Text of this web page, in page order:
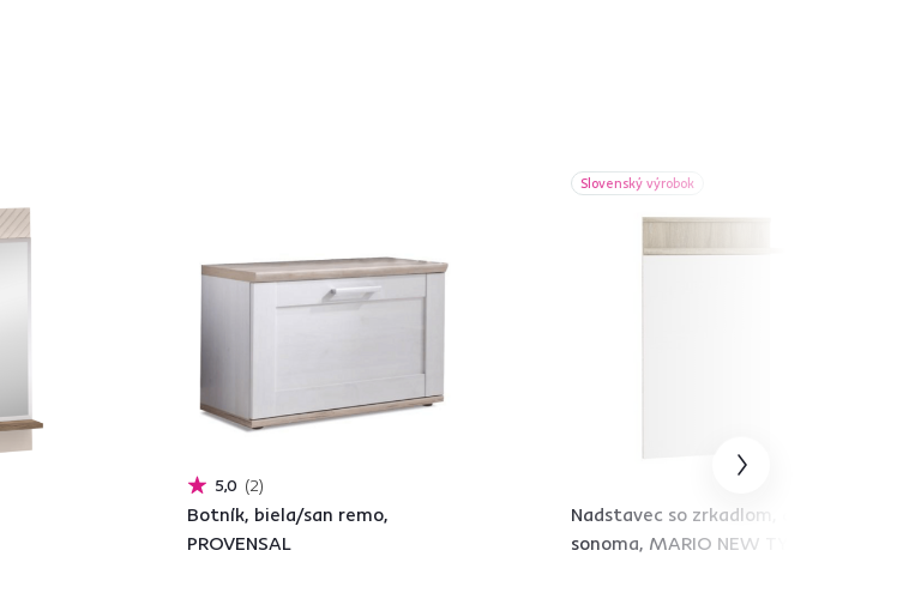
5,0 2
Botník, biela/san remo,
PROVENSAL
Slovenský výrobok
Nadstavec so zrkadlom, dub
sonoma, MARIO NEW TYP E